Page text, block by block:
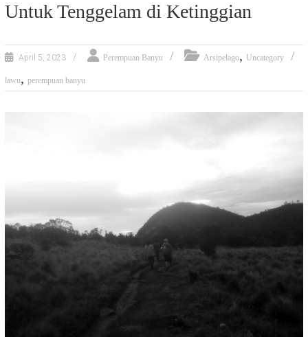
Untuk Tenggelam di Ketinggian
April 5, 2023 Perempuan Banyu Arsipelago, Uncategory
lawu, perempuan banyu